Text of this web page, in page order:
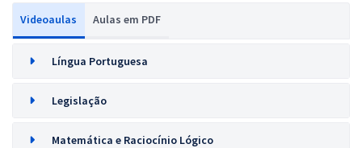
Videoaulas Aulas em PDF
Língua Portuguesa
Legislação
Matemática e Raciocínio Lógico